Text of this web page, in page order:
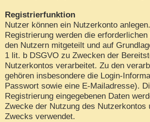
Registrierfunktion
Nutzer können ein Nutzerkonto
Registrierung werden die
den Nutzern mitgeteilt und auf
1 lit. b DSGVO zu Zwecken der
Nutzerkontos verarbeitet. Zu den
gehören insbesondere die Login-
Passwort sowie eine E-Mailadresse).
Registrierung eingegebenen Daten
Zwecke der Nutzung des Nutzerkontos
Zwecks verwendet.